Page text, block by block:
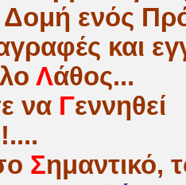
Δομή ενός
και
Λάθος...
να Γεννηθεί
Σημαντικό,